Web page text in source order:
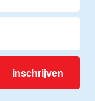
inschrijven